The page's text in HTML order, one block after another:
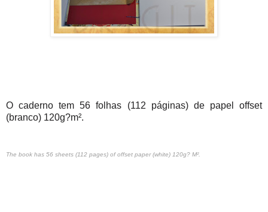
O caderno tem 56 folhas (112 páginas) de papel offset
(branco) 120g?m².
The book has 56 sheets (112 pages) of offset paper (white) 120g? M².